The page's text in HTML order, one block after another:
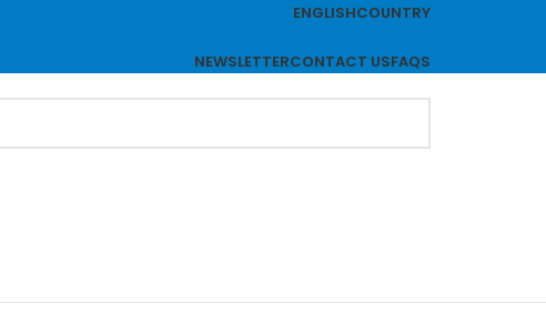
ENGLISHCOUNTRY
NEWSLETTERCONTACT USFAQS